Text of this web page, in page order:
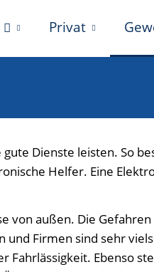
Privat
Dienste leisten. So
Helfer. Eine
von außen. Die Gefahren
Firmen sind sehr
Fahrlässigkeit. Ebenso